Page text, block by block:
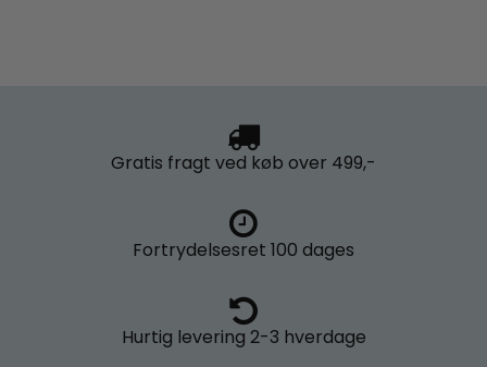
Gratis fragt ved køb over 499,-
Fortrydelsesret 100 dages
Hurtig levering 2-3 hverdage